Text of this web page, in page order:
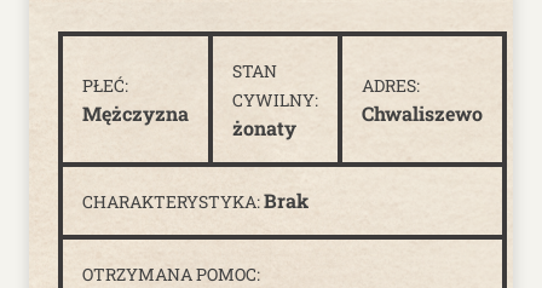
PŁEĆ:
Mężczyzna
STAN
CYWILNY:
żonaty
ADRES:
Chwaliszewo
CHARAKTERYSTYKA:Brak
OTRZYMANA POMOC: